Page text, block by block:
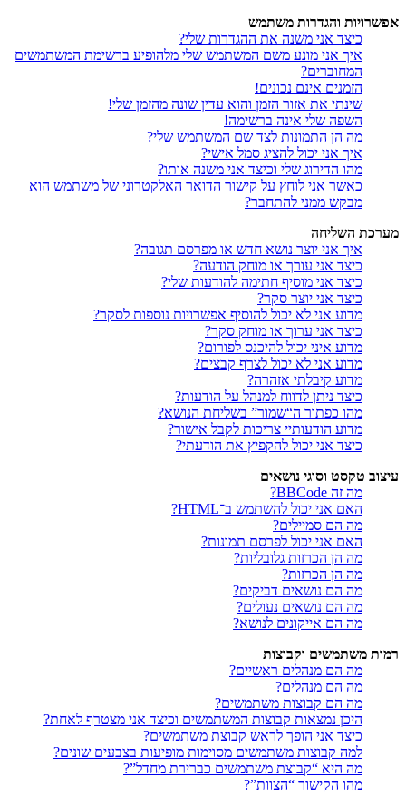
אפשרויות והגדרות משתמש
כיצד אני משנה את ההגדרות שלי?
איך אני מונע משם המשתמש שלי מלהופיע ברשימת המשתמשים
המחוברים?
הזמנים אינם נכונים!
שינתי את אזור הזמן והוא עדין שונה מהזמן שלי!
השפה שלי אינה ברשימה!
מה הן התמונות לצד שם המשתמש שלי?
איך אני יכול להציג סמל אישי?
מהו הדירוג שלי וכיצד אני משנה אותו?
כאשר אני לוחץ על קישור הדואר האלקטרוני של משתמש הוא
מבקש ממני להתחבר?
מערכת השליחה
איך אני יוצר נושא חדש או מפרסם תגובה?
כיצד אני עורך או מוחק הודעה?
כיצד אני מוסיף חתימה להודעות שלי?
כיצד אני יוצר סקר?
מדוע אני לא יכול להוסיף אפשרויות נוספות לסקר?
כיצד אני ערוך או מוחק סקר?
מדוע איני יכול להיכנס לפורום?
מדוע אני לא יכול לצרף קבצים?
מדוע קיבלתי אזהרה?
כיצד ניתן לדווח למנהל על הודעות?
מהו כפתור ה“שמור” בשליחת הנושא?
מדוע הודעותיי צריכות לקבל אישור?
כיצד אני יכול להקפיץ את הודעתי?
עיצוב טקסט וסוגי נושאים
מה זה BBCode?
האם אני יכול להשתמש ב־HTML?
מה הם סמיילים?
האם אני יכול לפרסם תמונות?
מה הן הכרזות גלובליות?
מה הן הכרזות?
מה הם נושאים דביקים?
מה הם נושאים נעולים?
מה הם אייקונים לנושא?
רמות משתמשים וקבוצות
מה הם מנהלים ראשיים?
מה הם מנהלים?
מה הם קבוצות משתמשים?
היכן נמצאות קבוצות המשתמשים וכיצד אני מצטרף לאחת?
כיצד אני הופך לראש קבוצת משתמשים?
למה קבוצות משתמשים מסוימות מופיעות בצבעים שונים?
מה היא “קבוצת משתמשים כברירת מחדל”?
מהו הקישור “הצוות”?